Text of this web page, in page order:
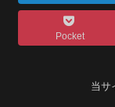
Pocket
当サ